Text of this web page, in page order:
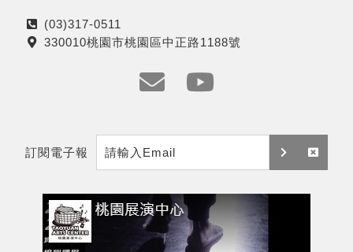
電
話
(03)317-0511
地
330010桃園市桃園區中正路1188號
m
a
i
l
t
訂閱電子報
訂 取